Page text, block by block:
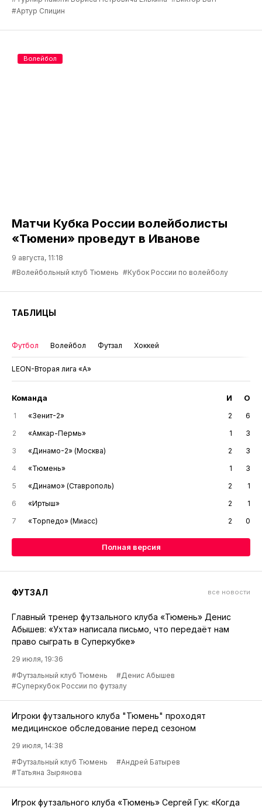
#Артур Спицин
Матчи Кубка России волейболисты
«Тюмени» проведут в Иванове
9 августа, 11:18
#Волейбольный клуб Тюмень #Кубок России по волейболу
Волейбол
ТАБЛИЦЫ
Футбол Волейбол Футзал Хоккей
LEON-Вторая лига «А»
Команда И О
1 «Зенит-2» 2
6
2
«Амкар-Пермь» 1
3
3
«Динамо-2» (Москва) 2
3
4
«Тюмень» 1
3
5
«Динамо» (Ставрополь) 2
1
6
«Иртыш» 2
1
7
«Торпедо» (Миасс) 2 0
Полная версия
ФУТЗАЛ все новости
Главный тренер футзального клуба «Тюмень» Денис
Абышев: «Ухта» написала письмо, что передаёт нам
право сыграть в Суперкубке»
29 июля, 19:36
#Футзальный клуб Тюмень
#Денис Абышев
#Суперкубок России по футзалу
Игроки футзального клуба "Тюмень" проходят
медицинское обследование перед сезоном
29 июля, 14:38
#Футзальный клуб Тюмень
#Андрей Батырев
#Татьяна Зырянова
Игрок футзального клуба «Тюмень» Сергей Гук: «Когда